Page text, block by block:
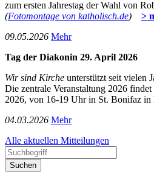
zum ersten Jahrestag der Wahl von
(Fotomontage von katholisch.de) >
09­.05.2026 Mehr
Tag der Diakonin 29. April 2026
Wir sind Kirche unterstützt seit vielen
Die zentrale Veranstaltung 2026
2026, von 16-19 Uhr in St. Bonifaz in
04­.03.2026 Mehr
Alle aktuellen Mitteilungen
Suchen